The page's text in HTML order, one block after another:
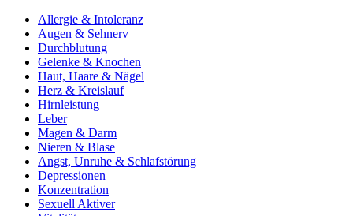
Allergie & Intoleranz
Augen & Sehnerv
Durchblutung
Gelenke & Knochen
Haut, Haare & Nägel
Herz & Kreislauf
Hirnleistung
Leber
Magen & Darm
Nieren & Blase
Angst, Unruhe & Schlafstörung
Depressionen
Konzentration
Sexuell Aktiver